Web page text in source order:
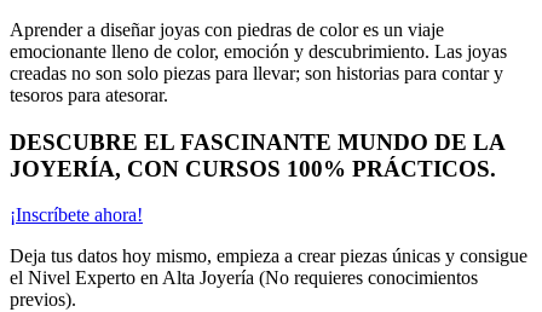
Aprender a diseñar joyas con piedras de color es un viaje
emocionante lleno de color, emoción y descubrimiento. Las joyas
creadas no son solo piezas para llevar; son historias para contar y
tesoros para atesorar.
DESCUBRE EL FASCINANTE MUNDO DE LA
JOYERÍA, CON CURSOS 100% PRÁCTICOS.
¡Inscríbete ahora!
Deja tus datos hoy mismo, empieza a crear piezas únicas y consigue
el Nivel Experto en Alta Joyería (No requieres conocimientos
previos).